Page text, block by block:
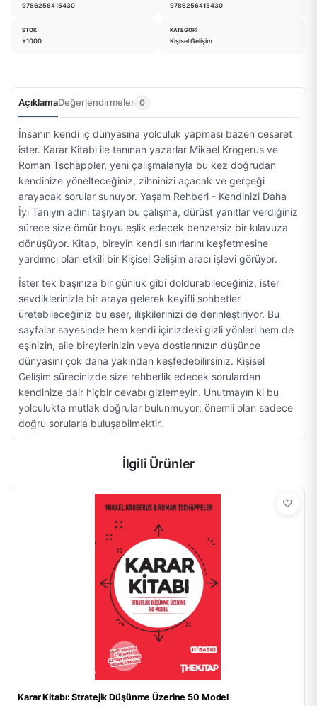
9786256415430 9786256415430
STOK
+1000
KATEGORI
Kişisel Gelişim
AçıklamaDeğerlendirmeler 0
İnsanın kendi iç dünyasına yolculuk yapması bazen cesaret
ister. Karar Kitabı ile tanınan yazarlar Mikael Krogerus ve
Roman Tschäppler, yeni çalışmalarıyla bu kez doğrudan
kendinize yönelteceğiniz, zihninizi açacak ve gerçeği
arayacak sorular sunuyor. Yaşam Rehberi - Kendinizi Daha
İyi Tanıyın adını taşıyan bu çalışma, dürüst yanıtlar verdiğiniz
sürece size ömür boyu eşlik edecek benzersiz bir kılavuza
dönüşüyor. Kitap, bireyin kendi sınırlarını keşfetmesine
yardımcı olan etkili bir Kişisel Gelişim aracı işlevi görüyor.
İster tek başınıza bir günlük gibi doldurabileceğiniz, ister
sevdiklerinizle bir araya gelerek keyifli sohbetler
üretebileceğiniz bu eser, ilişkilerinizi de derinleştiriyor. Bu
sayfalar sayesinde hem kendi içinizdeki gizli yönleri hem de
eşinizin, aile bireylerinizin veya dostlarınızın düşünce
dünyasını çok daha yakından keşfedebilirsiniz. Kişisel
Gelişim sürecinizde size rehberlik edecek sorulardan
kendinize dair hiçbir cevabı gizlemeyin. Unutmayın ki bu
yolculukta mutlak doğrular bulunmuyor; önemli olan sadece
doğru sorularla buluşabilmektir.
İlgili Ürünler
Karar Kitabı: Stratejik Düşünme Üzerine 50 Model